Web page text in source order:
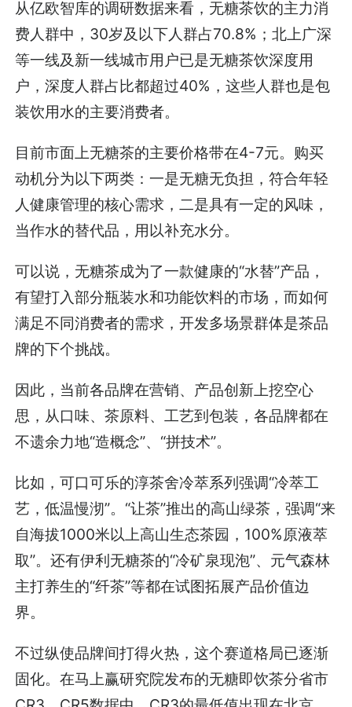
从亿欧智库的调研数据来看，无糖茶饮的主力消
费人群中，30岁及以下人群占70.8%；北上广深
等一线及新一线城市用户已是无糖茶饮深度用
户，深度人群占比都超过40%，这些人群也是包
装饮用水的主要消费者。
目前市面上无糖茶的主要价格带在4-7元。购买
动机分为以下两类：一是无糖无负担，符合年轻
人健康管理的核心需求，二是具有一定的风味，
当作水的替代品，用以补充水分。
可以说，无糖茶成为了一款健康的“水替”产品，
有望打入部分瓶装水和功能饮料的市场，而如何
满足不同消费者的需求，开发多场景群体是茶品
牌的下个挑战。
因此，当前各品牌在营销、产品创新上挖空心
思，从口味、茶原料、工艺到包装，各品牌都在
不遗余力地“造概念”、“拼技术”。
比如，可口可乐的淳茶舍冷萃系列强调“冷萃工
艺，低温慢沏”。“让茶”推出的高山绿茶，强调“来
自海拔1000米以上高山生态茶园，100%原液萃
取”。还有伊利无糖茶的“冷矿泉现泡”、元气森林
主打养生的“纤茶”等都在试图拓展产品价值边
界。
不过纵使品牌间打得火热，这个赛道格局已逐渐
固化。在马上赢研究院发布的无糖即饮茶分省市